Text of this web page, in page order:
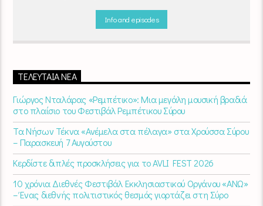
06:00 - 07:00 στον Empneusi 107 FM
Info and episodes
ΤΕΛΕΥΤΑΊΑ ΝΈΑ
Γιώργος Νταλάρας «Ρεμπέτικο»: Μια μεγάλη μουσική βραδιά
στο πλαίσιο του Φεστιβάλ Ρεμπέτικου Σύρου
Τα Νήσων Τέκνα «Ανέμελα στα πέλαγα» στα Χρούσσα Σύρου
– Παρασκευή 7 Αυγούστου
Κερδίστε διπλές προσκλήσεις για το AVLI FEST 2026
10 χρόνια Διεθνές Φεστιβάλ Εκκλησιαστικού Οργάνου «ΑΝΩ»
– Ένας διεθνής πολιτιστικός θεσμός γιορτάζει στη Σύρο​